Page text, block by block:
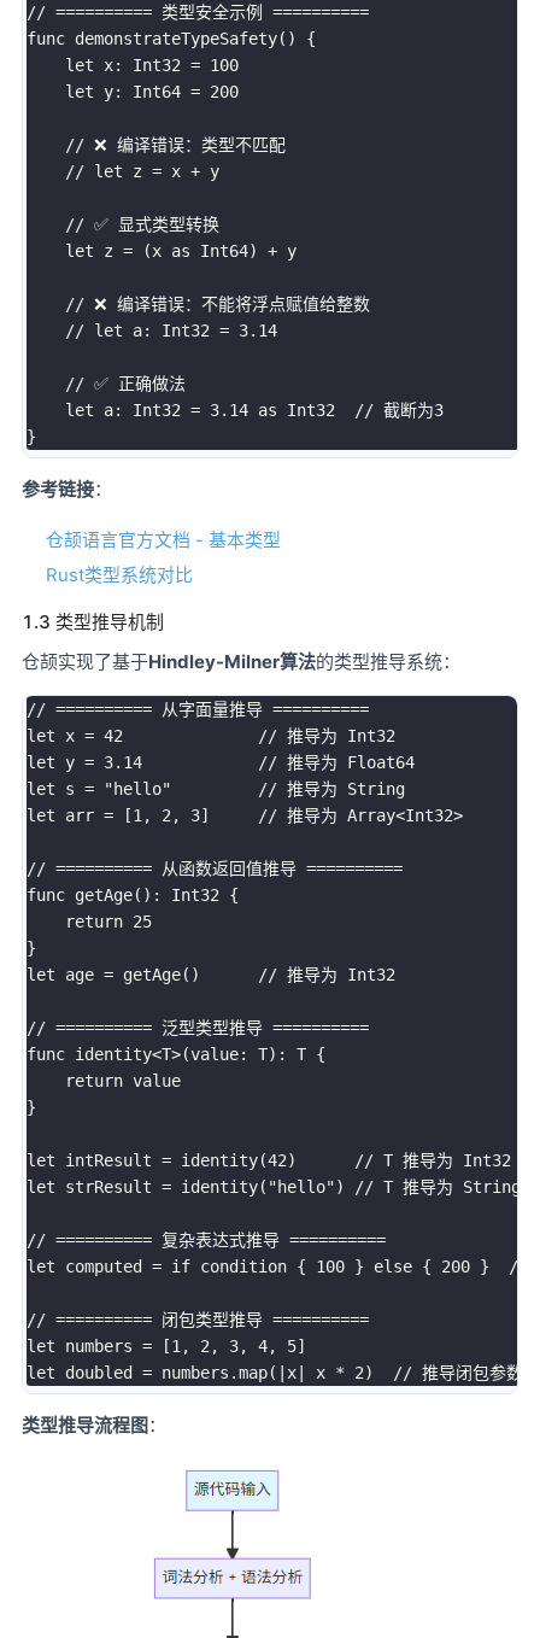
// ========== 类型安全示例 ==========
func demonstrateTypeSafety() {
    let x: Int32 = 100
    let y: Int64 = 200
    // ❌ 编译错误：类型不匹配
    // let z = x + y
    // ✅ 显式类型转换
    let z = (x as Int64) + y
    // ❌ 编译错误：不能将浮点赋值给整数
    // let a: Int32 = 3.14
    // ✅ 正确做法
    let a: Int32 = 3.14 as Int32  // 截断为3
参考链接：
仓颉语言官方文档 - 基本类型
Rust类型系统对比
1.3 类型推导机制
仓颉实现了基于Hindley-Milner算法的类型推导系统：
// ========== 从字面量推导 ==========
let x = 42              // 推导为 Int32
let y = 3.14            // 推导为 Float64
let s = "hello"         // 推导为 String
let arr = [1, 2, 3]     // 推导为 Array<Int32>
// ========== 从函数返回值推导 ==========
func getAge(): Int32 {
    return 25
}
let age = getAge()      // 推导为 Int32
// ========== 泛型类型推导 ==========
func identity<T>(value: T): T {
    return value
}
let intResult = identity(42)      // T 推导为 Int32
let strResult = identity("hello") // T 推导为 String
// ========== 复杂表达式推导 ==========
let computed = if condition { 100 } else { 200 }  //
// ========== 闭包类型推导 ==========
let numbers = [1, 2, 3, 4, 5]
类型推导流程图 ：